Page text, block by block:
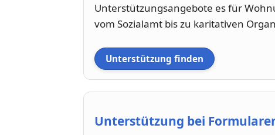
Unterstützungsangebote es für
vom Sozialamt bis zu karitativen
Unterstützung finden
Unterstützung bei